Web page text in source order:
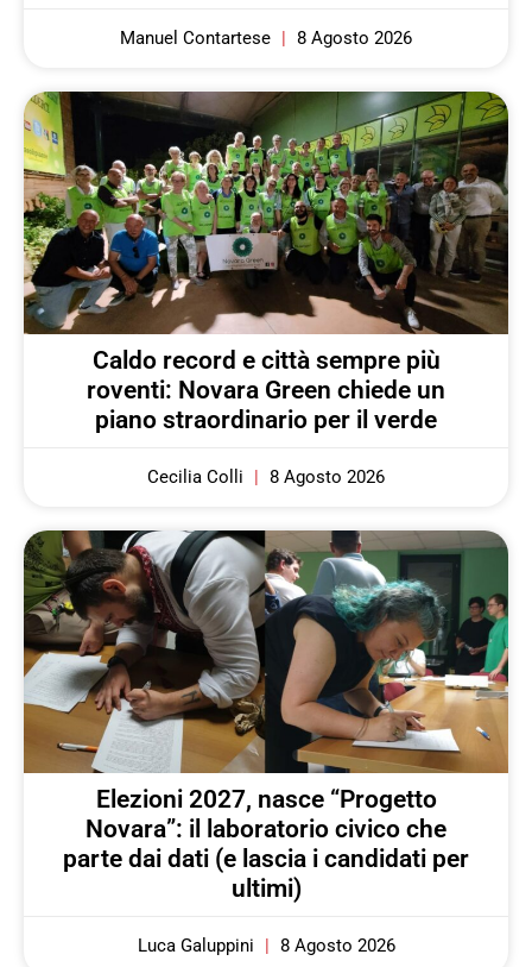
Manuel Contartese 8 Agosto 2026
Caldo record e città sempre più
roventi: Novara Green chiede un
piano straordinario per il verde
Cecilia Colli 8 Agosto 2026
Elezioni 2027, nasce “Progetto
Novara”: il laboratorio civico che
parte dai dati (e lascia i candidati per
ultimi)
Luca Galuppini 8 Agosto 2026